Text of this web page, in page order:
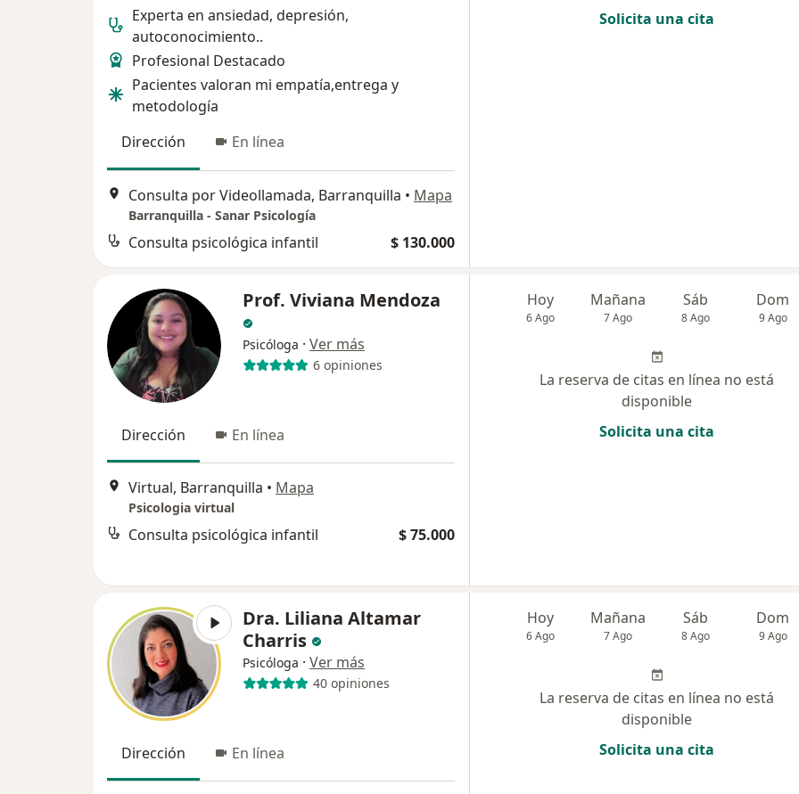
Experta en ansiedad, depresión,
autoconocimiento..
Profesional Destacado
Pacientes valoran mi empatía,entrega y
metodología
Dirección
En línea
Consulta por Videollamada, Barranquilla • Mapa
Barranquilla - Sanar Psicología
Consulta psicológica infantil $ 130.000
Solicita una cita
Prof. Viviana Mendoza
Psicóloga · Ver más
6 opiniones
Dirección En línea
Virtual, Barranquilla • Mapa
Psicologia virtual
Consulta psicológica infantil $ 75.000
Hoy
6 Ago
Mañana
7 Ago
Sáb
8 Ago
Dom
9 Ago
La reserva de citas en línea no está
disponible
Solicita una cita
Dra. Liliana Altamar
Charris
Psicóloga · Ver más
40 opiniones
Dirección En línea
Hoy
6 Ago
Mañana
7 Ago
Sáb
8 Ago
Dom
9 Ago
La reserva de citas en línea no está
disponible
Solicita una cita